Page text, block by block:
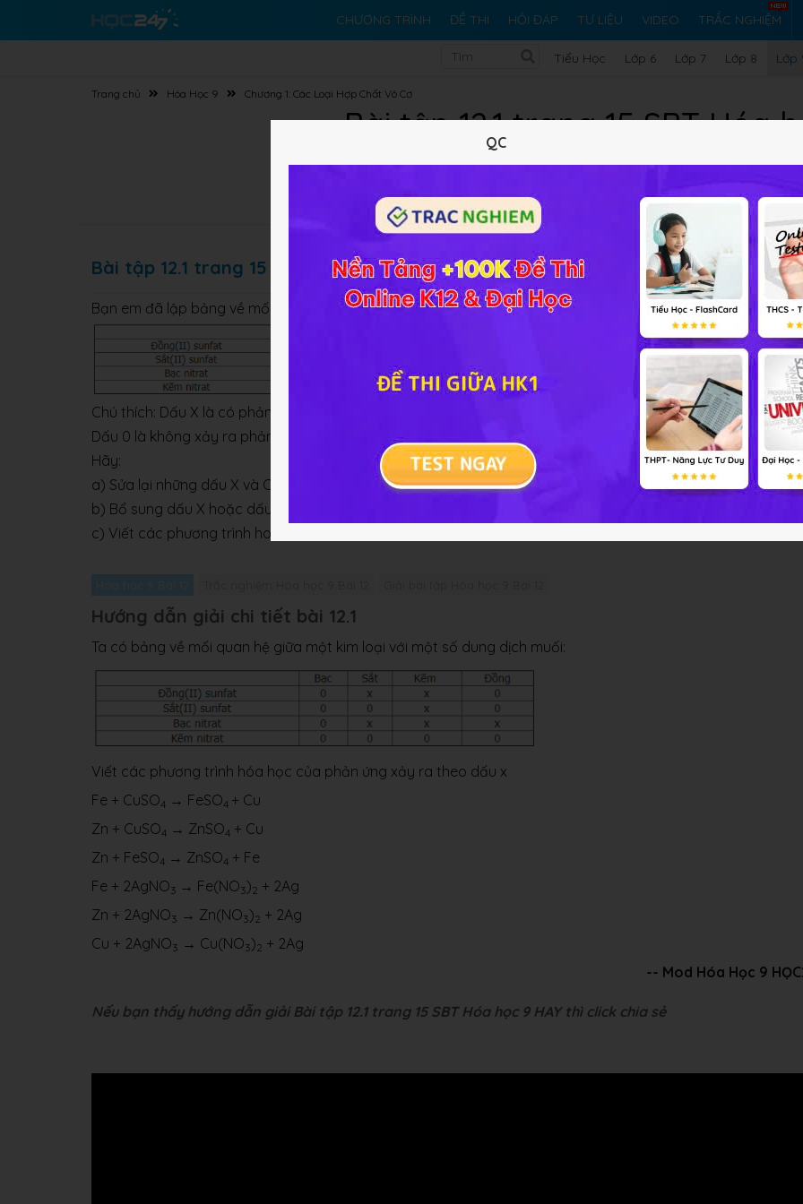
CHƯƠNG TRÌNH ĐỀ THI HỎI ĐÁP TƯ LIỆU VIDEO TRẮC NGHIỆM
Tiểu Học Lớp 6 Lớp 7 Lớp 8 Lớp
Trang chủ Hóa Học 9 Chương 1: Các Loại Hợp Chất Vô Cơ
Bài tập 12.1 trang 15 SBT Hóa
10 trắc nghiệm
Lý thuyết 10Trắc nghiệm 12BT SGK 404
Bài tập 12.1 trang 15 SBT Hóa học 9
Bạn em đã lập bảng về mối quan hệ giữa một số kim loại với một số dung dịch muối như sau :
Chú thích: Dấu X là có phản ứng hoá học xảy ra.
Dấu 0 là không xảy ra phản ứng.
Hãy:
a) Sửa lại những dấu X và O không đúng trong các ô của bảng.
b) Bổ sung dấu X hoặc dấu O vào những dấu chấm trong các ô trống.
c) Viết các phương trình hoá học của phản ứng xảy ra theo dấu X.
Hướng dẫn giải chi tiết bài 12.1
Ta có bảng về mối quan hệ giữa một kim loại với một số dung dịch muối:
Viết các phương trình hóa học của phản ứng xảy ra theo dấu x
Fe + CuSO4 → FeSO4 + Cu
Zn + CuSO4 → ZnSO4 + Cu
Zn + FeSO4 → ZnSO4 + Fe
Fe + 2AgNO3 → Fe(NO3)2 + 2Ag
Zn + 2AgNO3 → Zn(NO3)2 + 2Ag
Cu + 2AgNO3 → Cu(NO3)2 + 2Ag
-- Mod Hóa Học 9
Nếu bạn thấy hướng dẫn giải Bài tập 12.1 trang 15 SBT Hóa học 9 HAY thì click chia sẻ
QC